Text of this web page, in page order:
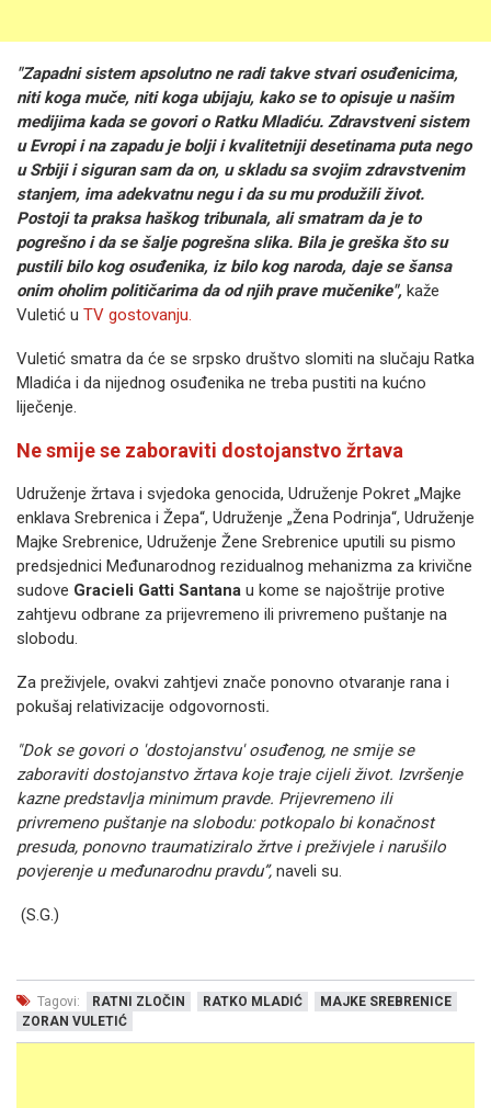
"Zapadni sistem apsolutno ne radi takve stvari osuđenicima,
niti koga muče, niti koga ubijaju, kako se to opisuje u našim
medijima kada se govori o Ratku Mladiću. Zdravstveni sistem
u Evropi i na zapadu je bolji i kvalitetniji desetinama puta nego
u Srbiji i siguran sam da on, u skladu sa svojim zdravstvenim
stanjem, ima adekvatnu negu i da su mu produžili život.
Postoji ta praksa haškog tribunala, ali smatram da je to
pogrešno i da se šalje pogrešna slika. Bila je greška što su
pustili bilo kog osuđenika, iz bilo kog naroda, daje se šansa
onim oholim političarima da od njih prave mučenike", kaže
Vuletić u TV gostovanju.
Vuletić smatra da će se srpsko društvo slomiti na slučaju Ratka
Mladića i da nijednog osuđenika ne treba pustiti na kućno
liječenje.
Ne smije se zaboraviti dostojanstvo žrtava
Udruženje žrtava i svjedoka genocida, Udruženje Pokret „Majke
enklava Srebrenica i Žepa“, Udruženje „Žena Podrinja“, Udruženje
Majke Srebrenice, Udruženje Žene Srebrenice uputili su pismo
predsjednici Međunarodnog rezidualnog mehanizma za krivične
sudove Gracieli Gatti Santana u kome se najoštrije protive
zahtjevu odbrane za prijevremeno ili privremeno puštanje na
slobodu.
Za preživjele, ovakvi zahtjevi znače ponovno otvaranje rana i
pokušaj relativizacije odgovornosti.
"Dok se govori o 'dostojanstvu' osuđenog, ne smije se
zaboraviti dostojanstvo žrtava koje traje cijeli život. Izvršenje
kazne predstavlja minimum pravde. Prijevremeno ili
privremeno puštanje na slobodu: potkopalo bi konačnost
presuda, ponovno traumatiziralo žrtve i preživjele i narušilo
povjerenje u međunarodnu pravdu”, naveli su.
(S.G.)
Tagovi: RATNI ZLOČIN RATKO MLADIĆ
MAJKE SREBRENICE
ZORAN VULETIĆ